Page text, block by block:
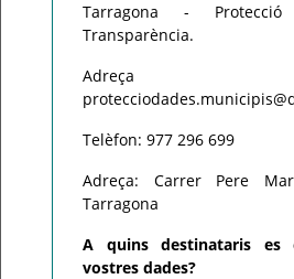
Tarragona -
Transparència.
Adreça
Telèfon: 977 296 699
Adreça: Carrer Pere
Tarragona
A quins destinataris es
vostres dades?